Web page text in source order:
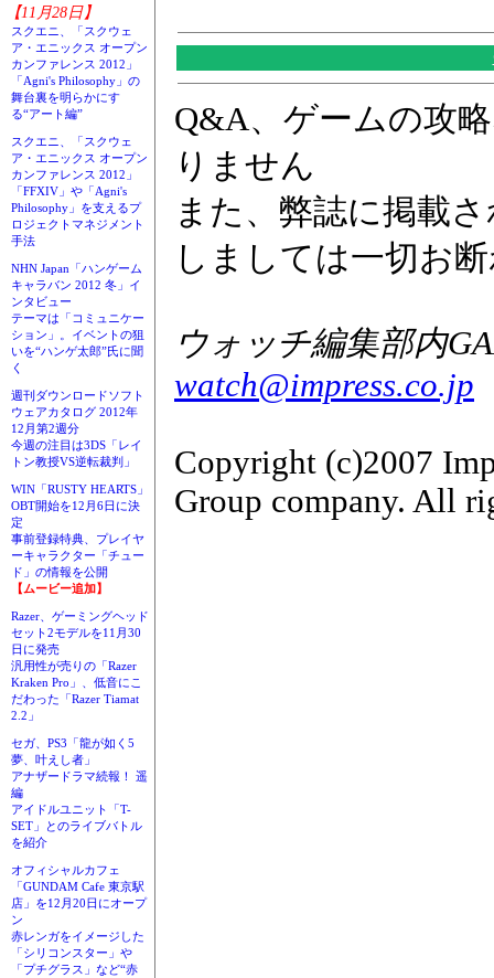
【11月28日】
スクエニ、「スクウェ
ア・エニックス オープン
カンファレンス 2012」
「Agni's Philosophy」の
舞台裏を明らかにす
る“アート編”
スクエニ、「スクウェ
ア・エニックス オープン
カンファレンス 2012」
「FFXIV」や「Agni's
Philosophy」を支えるプ
ロジェクトマネジメント
手法
NHN Japan「ハンゲーム
キャラバン 2012 冬」イ
ンタビュー
テーマは「コミュニケー
ション」。イベントの狙
いを“ハンゲ太郎”氏に聞
く
週刊ダウンロードソフト
ウェアカタログ 2012年
12月第2週分
今週の注目は3DS「レイ
トン教授VS逆転裁判」
WIN「RUSTY HEARTS」
OBT開始を12月6日に決
定
事前登録特典、プレイヤ
ーキャラクター「チュー
ド」の情報を公開
【ムービー追加】
Razer、ゲーミングヘッド
セット2モデルを11月30
日に発売
汎用性が売りの「Razer
Kraken Pro」、低音にこ
だわった「Razer Tiamat
2.2」
セガ、PS3「龍が如く5
夢、叶えし者」
アナザードラマ続報！ 遥
編
アイドルユニット「T-
SET」とのライブバトル
を紹介
オフィシャルカフェ
「GUNDAM Cafe 東京駅
店」を12月20日にオープ
ン
赤レンガをイメージした
「シリコンスター」や
「プチグラス」など“赤
Q&A、ゲームの攻
りません
また、弊誌に掲載
しましては一切お
ウォッチ編集部内
watch@impress.co.jp
Copyright (c)2007
Group company. All